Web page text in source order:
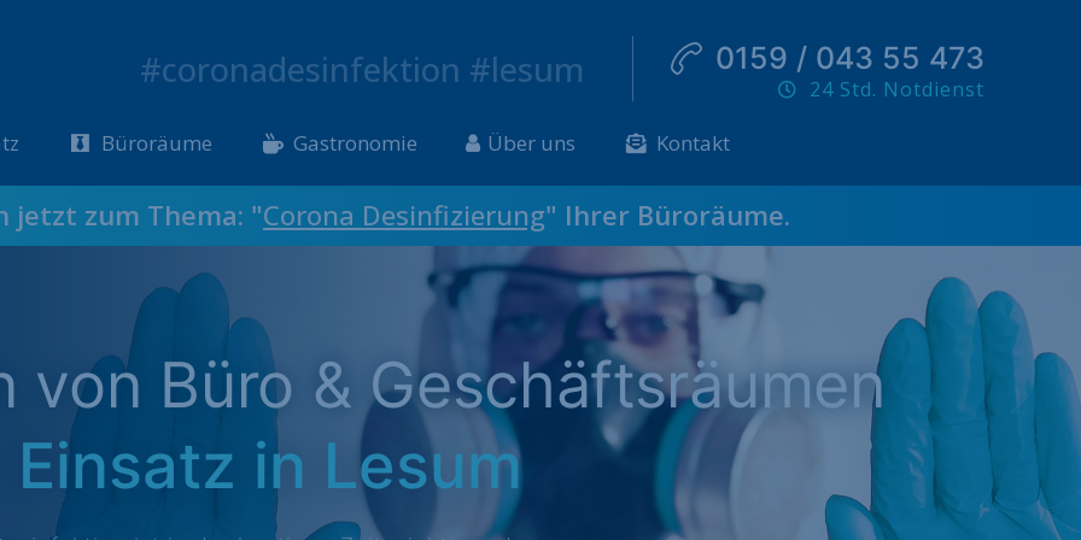
#coronadesinfektion #lesum 0159 / 043 55 473
24 Std. Notdienst
Büroräume Gastronomie Über uns Kontakt
jetzt zum Thema: "Corona Desinfizierung" Ihrer Büroräume.
von Büro & Geschäftsräumen
Einsatz in Lesum